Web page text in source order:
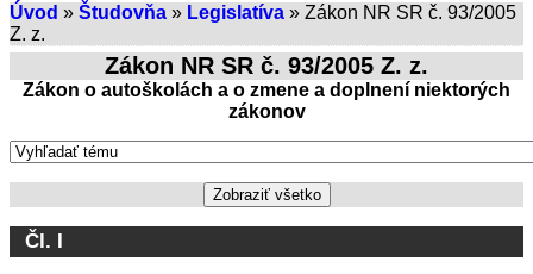
Úvod » Študovňa » Legislatíva » Zákon NR SR č. 93/2005
Z. z.
Zákon NR SR č. 93/2005 Z. z.
Zákon o autoškolách a o zmene a doplnení niektorých
zákonov
Zobraziť všetko
Čl. I